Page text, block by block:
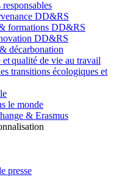
DD&RS
formations DD&RS
DD&RS
décarbonation
qualité de vie au travail
transitions écologiques et
le monde
& Erasmus
presse